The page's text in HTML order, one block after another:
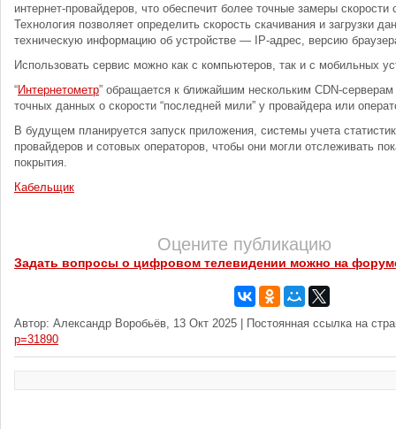
интернет-провайдеров, что обеспечит более точные замеры скорости
Технология позволяет определить скорость скачивания и загрузки
техническую информацию об устройстве — IP-адрес, версию
Использовать сервис можно как с компьютеров, так и с мобильных
“Интернетометр” обращается к ближайшим нескольким CDN-
точных данных о скорости “последней мили” у провайдера или
В будущем планируется запуск приложения, системы учета
провайдеров и сотовых операторов, чтобы они могли отслеживать
покрытия.
Кабельщик
Оцените публикацию
Задать вопросы о цифровом телевидении можно на
Автор: Александр Воробьёв, 13 Окт 2025 | Постоянная ссылка на
p=31890